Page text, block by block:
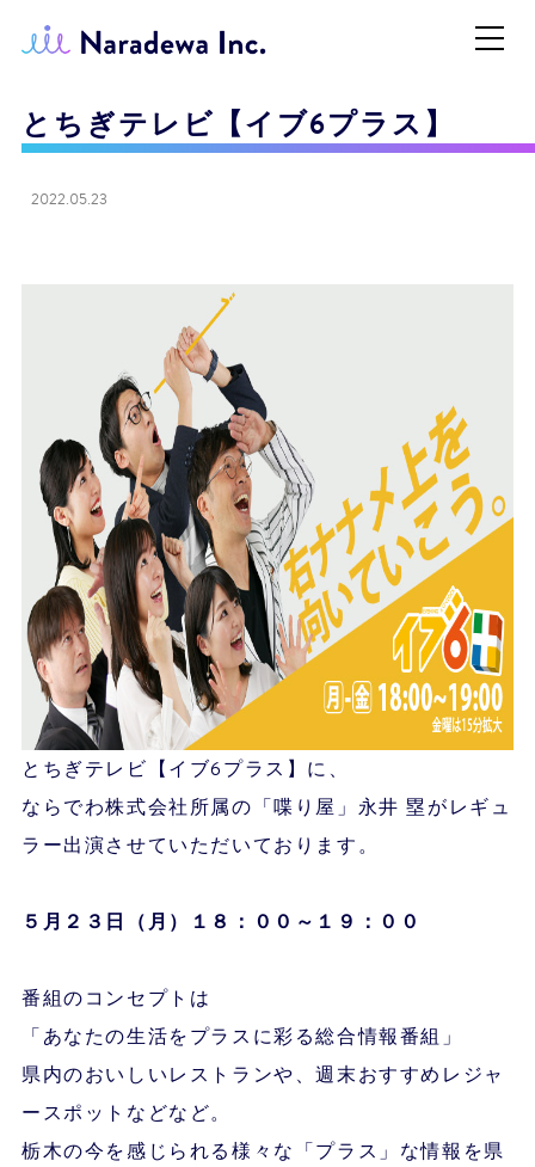
とちぎテレビ【イブ6プラス】
2022.05.23
とちぎテレビ【イブ6プラス】に、
ならでわ株式会社所属の「喋り屋」永井 塁がレギュ
ラー出演させていただいております。
５月２３ 日（月）１８：００～１９：００
番組のコンセプトは
「あなたの生活をプラスに彩る総合情報番組」
県内のおいしいレストランや、週末おすすめレジャ
ースポットなどなど。
栃木の今を感じられる様々な「プラス」な情報を県